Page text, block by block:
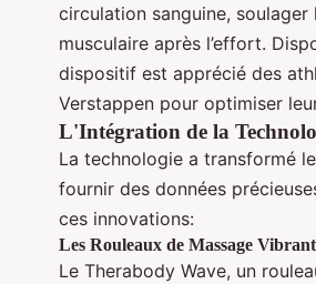
circulation sanguine,
musculaire après l’effort.
dispositif est apprécié des
Verstappen pour optimiser
L'Intégration de la
La technologie a transformé
fournir des données
ces innovations:
Les Rouleaux de Massage
Le Therabody Wave, un